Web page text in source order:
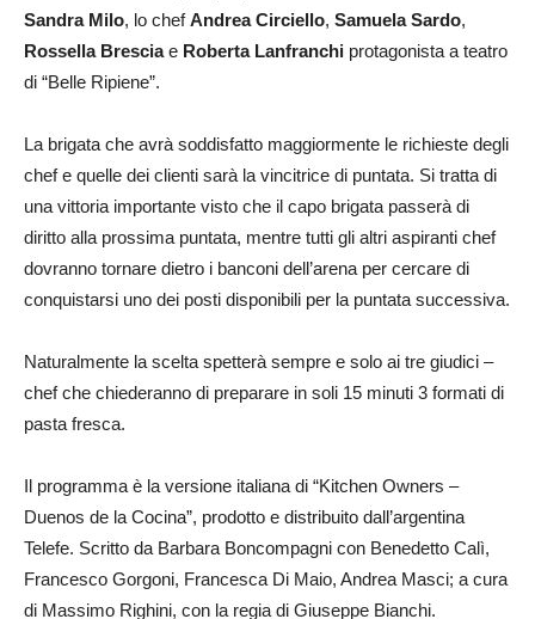
Sandra Milo, lo chefAndrea Circiello, Samuela Sardo,
Rossella Bresciae Roberta Lanfranchi protagonista a teatro
di “Belle Ripiene”.
La brigata che avrà soddisfatto maggiormente le richieste degli
chef e quelle dei clienti sarà la vincitrice di puntata. Si tratta di
una vittoria importante visto che il capo brigata passerà di
diritto alla prossima puntata, mentre tutti gli altri aspiranti chef
dovranno tornare dietro i banconi dell’arena per cercare di
conquistarsi uno dei posti disponibili per la puntata successiva.
Naturalmente la scelta spetterà sempre e solo ai tre giudici –
chef che chiederanno di preparare in soli 15 minuti 3 formati di
pasta fresca.
Il programma è la versione italiana di “Kitchen Owners –
Duenos de la Cocina”, prodotto e distribuito dall’argentina
Telefe. Scritto da Barbara Boncompagni con Benedetto Calì,
Francesco Gorgoni, Francesca Di Maio, Andrea Masci; a cura
di Massimo Righini, con la regia di Giuseppe Bianchi.